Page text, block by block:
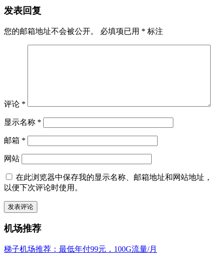
发表回复
您的邮箱地址不会被公开。 必填项已用 * 标注
评论 *
显示名称 *
邮箱 *
网站
在此浏览器中保存我的显示名称、邮箱地址和网站地址，
以便下次评论时使用。
机场推荐
梯子机场推荐：最低年付99元，100G流量/月